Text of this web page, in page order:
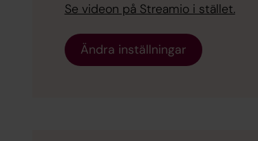
Se videon på Streamio i stället.
Ändra inställningar